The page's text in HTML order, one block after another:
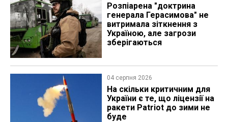
Розпіарена "доктрина
генерала Герасимова" не
витримала зіткнення з
Україною, але загрози
зберігаються
04 серпня 2026
На скільки критичним для
України є те, що ліцензії на
ракети Patriot до зими не
буде